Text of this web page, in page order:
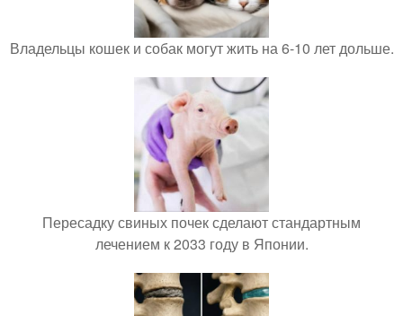
Владельцы кошек и собак могут жить на 6-10 лет дольше.
Пересадку свиных почек сделают стандартным
лечением к 2033 году в Японии.